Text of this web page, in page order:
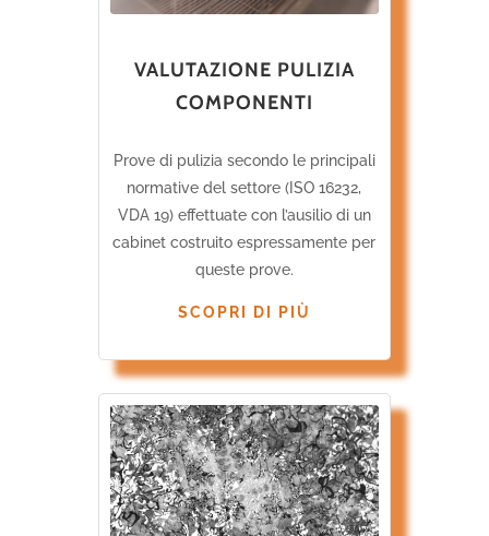
VALUTAZIONE PULIZIA
COMPONENTI
Prove di pulizia secondo le principali
normative del settore (ISO 16232,
VDA 19) effettuate con l’ausilio di un
cabinet costruito espressamente per
queste prove.
SCOPRI DI PIÙ